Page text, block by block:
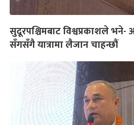
सुदूरपश्चिमबाट विश्वप्रकाशले भने-
सँगसँगै यात्रामा लैजान चाहन्छौं